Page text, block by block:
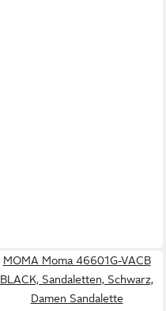
MOMA Moma 46601G-VACB
BLACK, Sandaletten, Schwarz,
Damen Sandalette